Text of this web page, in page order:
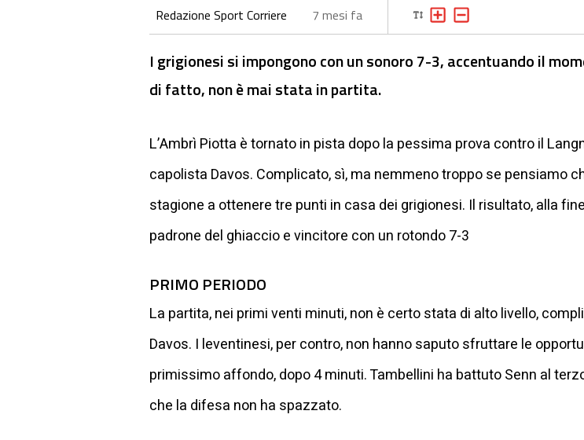
Redazione Sport Corriere 7 mesi fa
I grigionesi si impongono con un sonoro 7-3, accentuando il
di fatto, non è mai stata in partita.
L’Ambrì Piotta è tornato in pista dopo la pessima prova contro il
capolista Davos. Complicato, sì, ma nemmeno troppo se pensiamo
stagione a ottenere tre punti in casa dei grigionesi. Il risultato, alla
padrone del ghiaccio e vincitore con un rotondo 7-3
PRIMO PERIODO
La partita, nei primi venti minuti, non è certo stata di alto livello,
Davos. I leventinesi, per contro, non hanno saputo sfruttare le
primissimo affondo, dopo 4 minuti. Tambellini ha battuto Senn al
che la difesa non ha spazzato.